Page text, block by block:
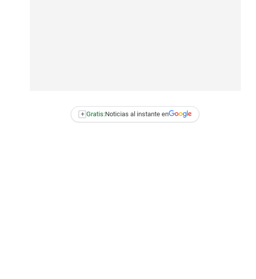
+ Gratis:Noticias al instante en